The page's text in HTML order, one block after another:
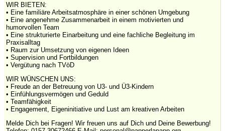
WIR BIETEN:
• Eine familiäre Arbeitsatmosphäre in einer schönen Umgebung
• Eine angenehme Zusammenarbeit in einem motivierten und
humorvollen Team
• Eine strukturierte Einarbeitung und eine fachliche Begleitung im
Praxisalltag
• Raum zur Umsetzung von eigenen Ideen
• Supervision und Fortbildungen
• Vergütung nach TVöD
WIR WÜNSCHEN UNS:
• Freude an der Betreuung von U3- und Ü3-Kindern
• Einfühlungsvermögen und Geduld
• Teamfähigkeit
• Engagement, Eigeninitiative und Lust am kreativen Arbeiten
Melde Dich bei Fragen! Wir freuen uns auf Dich und Deine Bewerbung!